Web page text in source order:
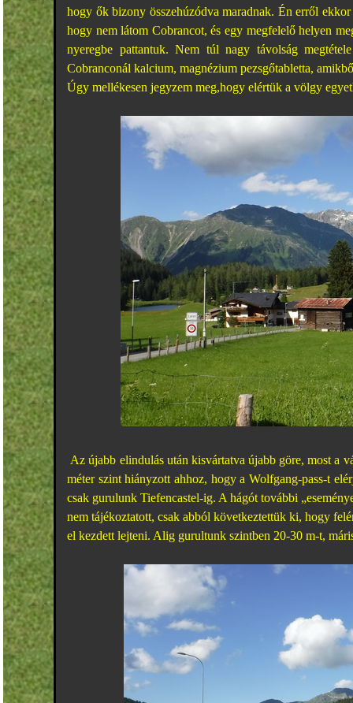
hogy ők bizony összehúzódva maradnak. Én erről
hogy nem látom Cobrancot, és egy megfelelő helyen
nyeregbe pattantuk. Nem túl nagy távolság
Cobranconál kalcium, magnézium pezsgőtabletta,
Úgy mellékesen jegyzem meg,hogy elértük a völgy
Az újabb elindulás után kisvártatva újabb göre, most a
méter szint hiányzott ahhoz, hogy a Wolfgang-pass-t
csak gurulunk Tiefencastel-ig. A hágót további
nem tájékoztatott, csak abból következtettük ki, hogy
el kezdett lejteni. Alig gurultunk szintben 20-30 m-t,